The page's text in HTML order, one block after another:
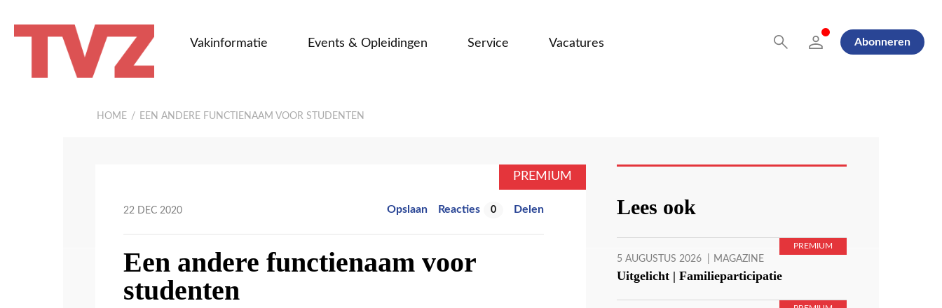
Vakinformatie Events & Opleidingen Service Vacatures Abonneren
HOME EEN ANDERE FUNCTIENAAM VOOR STUDENTEN
22 DEC 2020 Opslaan Reacties 0 Delen
Een andere functienaam voor
studenten
PREMIUM
Lees ook
5 AUGUSTUS 2026 MAGAZINE
Uitgelicht | Familieparticipatie